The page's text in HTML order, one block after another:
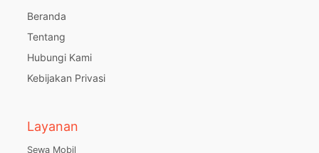
Beranda
Tentang
Hubungi Kami
Kebijakan Privasi
Layanan
Sewa Mobil